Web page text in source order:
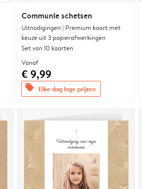
Communie schetsen
Uitnodigingen | Premium kaart met
keuze uit 3 papierafwerkingen
Set van 10 kaarten
Vanaf
€ 9,99
offers Elke dag lage prijzen